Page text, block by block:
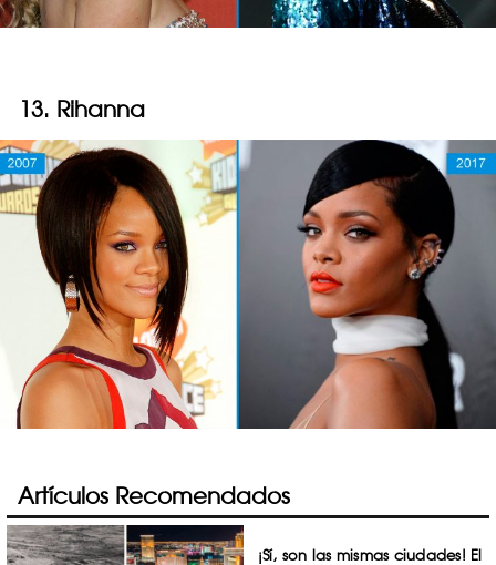
13. Rihanna
Artículos Recomendados
¡Sí, son las mismas ciudades! El